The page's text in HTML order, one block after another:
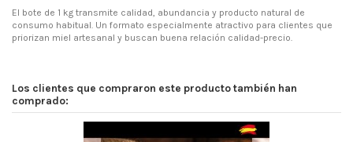
El bote de 1 kg transmite calidad, abundancia y producto natural de
consumo habitual. Un formato especialmente atractivo para clientes que
priorizan miel artesanal y buscan buena relación calidad-precio.
Los clientes que compraron este producto también han
comprado: